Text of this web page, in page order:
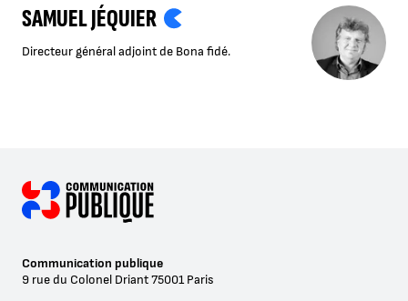
SAMUEL JÉQUIER
Directeur général adjoint de Bona fidé.
Communication publique
9 rue du Colonel Driant75001 Paris